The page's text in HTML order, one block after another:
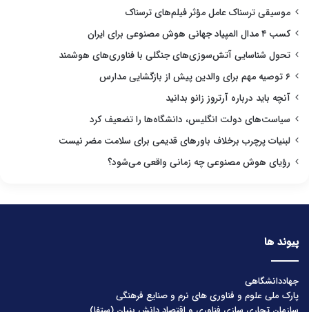
موسیقی ترسناک عامل مؤثر فیلم‌های ترسناک
کسب ۴ مدال المپیاد جهانی هوش مصنوعی برای ایران
تحول شناسایی آتش‌سوزی‌های جنگلی با فناوری‌های هوشمند
۶ توصیه مهم برای والدین پیش از بازگشایی مدارس
آنچه باید درباره آرتروز زانو بدانید
سیاست‌های دولت انگلیس، دانشگاه‌ها را تضعیف کرد
لبنیات پرچرب برخلاف باورهای قدیمی برای سلامت مضر نیست
رؤیای هوش مصنوعی چه زمانی واقعی می‌شود؟
پیوند ها
جهاددانشگاهی
پارک ملی علوم و فناوری های نرم و صنایع فرهنگی